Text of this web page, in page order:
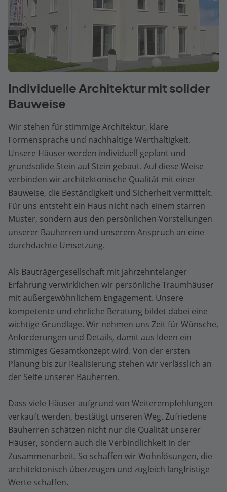
Individuelle Architektur mit solider
Bauweise
Wir stehen für stimmige Architektur, klare
Formensprache und nachhaltige Werthaltigkeit.
Unsere Häuser werden individuell geplant und
grundsolide Stein auf Stein gebaut. Auf diese Weise
verbinden wir architektonische Qualität mit einer
Bauweise, die Beständigkeit und Sicherheit vermittelt.
Für uns entsteht ein Haus nicht nach einem starren
Muster, sondern aus den persönlichen Vorstellungen
unserer Bauherren und unserem Anspruch an eine
durchdachte Umsetzung.
Als Bauträgergesellschaft mit jahrzehntelanger
Erfahrung verwirklichen wir persönliche Traumhäuser
mit außergewöhnlichem Engagement. Unsere
kompetente und ehrliche Beratung bildet dabei eine
wichtige Grundlage. Wir nehmen uns Zeit für Wünsche,
Anforderungen und Details, damit aus Ideen ein
stimmiges Gesamtkonzept wird. Von der ersten
Planung bis zur Realisierung stehen wir verlässlich an
der Seite unserer Bauherren.
Dass viele Häuser aufgrund von Weiterempfehlungen
verkauft werden, bestätigt unseren Weg. Zufriedene
Bauherren schätzen nicht nur die Qualität unserer
Häuser, sondern auch die Verbindlichkeit in der
Zusammenarbeit. So schaffen wir Wohnlösungen, die
architektonisch überzeugen und zugleich langfristige
Werte schaffen.